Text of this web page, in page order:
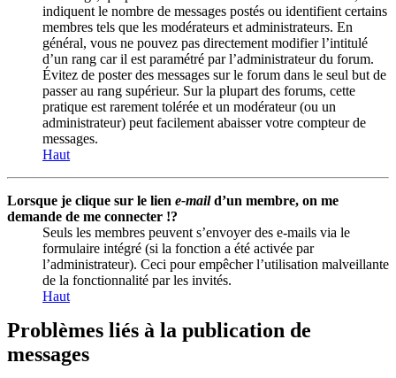
indiquent le nombre de messages postés ou identifient certains
membres tels que les modérateurs et administrateurs. En
général, vous ne pouvez pas directement modifier l’intitulé
d’un rang car il est paramétré par l’administrateur du forum.
Évitez de poster des messages sur le forum dans le seul but de
passer au rang supérieur. Sur la plupart des forums, cette
pratique est rarement tolérée et un modérateur (ou un
administrateur) peut facilement abaisser votre compteur de
messages.
Haut
Lorsque je clique sur le lien e-maild’un membre, on me
demande de me connecter !?
Seuls les membres peuvent s’envoyer des e-mails via le
formulaire intégré (si la fonction a été activée par
l’administrateur). Ceci pour empêcher l’utilisation malveillante
de la fonctionnalité par les invités.
Haut
Problèmes liés à la publication de
messages